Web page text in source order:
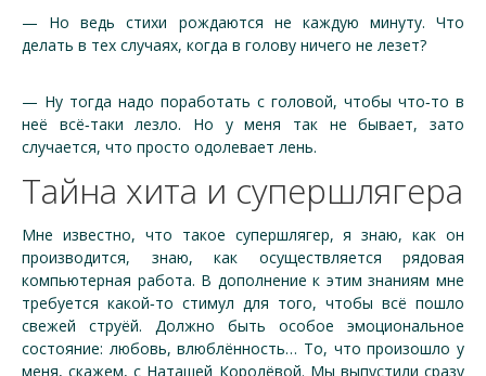
— Но ведь стихи рождаются не каждую минуту. Что
делать в тех случаях, когда в голову ничего не лезет?
— Ну тогда надо поработать с головой, чтобы что‑то в
неё всё‑таки лезло. Но у меня так не бывает, зато
случается, что просто одолевает лень.
Тайна хита и супершлягера
Мне известно, что такое супершлягер, я знаю, как он
производится, знаю, как осуществляется рядовая
компьютерная работа. В дополнение к этим знаниям мне
требуется какой‑то стимул для того, чтобы всё пошло
свежей струёй. Должно быть особое эмоциональное
состояние: любовь, влюблённость… То, что произошло у
меня, скажем, с Наташей Королёвой. Мы выпустили сразу